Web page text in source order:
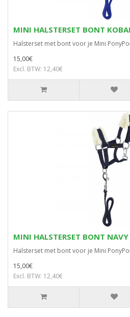
MINI HALSTERSET BONT
Halsterset met bont voor je Mini
15,00€
Excl. BTW: 12,40€
MINI HALSTERSET BONT NAVY
Halsterset met bont voor je Mini
15,00€
Excl. BTW: 12,40€